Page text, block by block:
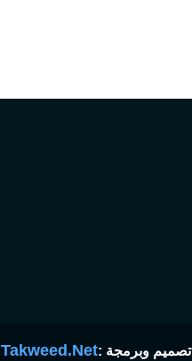
تصميم وبرمجة :Takweed.Net